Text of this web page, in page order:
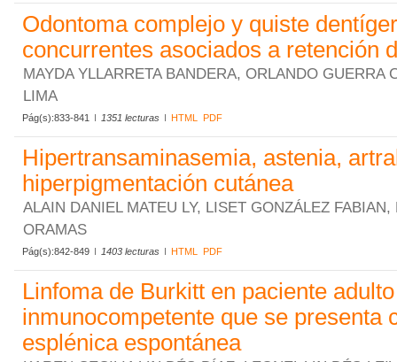
Odontoma complejo y quiste
concurrentes asociados a retención
MAYDA YLLARRETA BANDERA, ORLANDO GUERRA
LIMA
Pág(s):833-841 1351 lecturas HTML PDF
Hipertransaminasemia, astenia,
hiperpigmentación cutánea
ALAIN DANIEL MATEU LY, LISET GONZÁLEZ
ORAMAS
Pág(s):842-849 1403 lecturas HTML PDF
Linfoma de Burkitt en paciente adulto
inmunocompetente que se presenta
esplénica espontánea